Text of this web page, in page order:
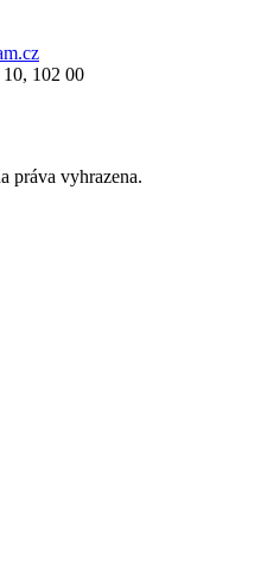
102 00
práva vyhrazena.